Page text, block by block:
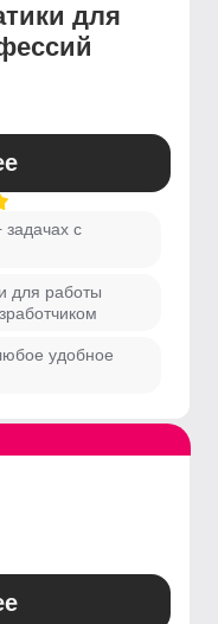
для
задачах с
для работы
удобное